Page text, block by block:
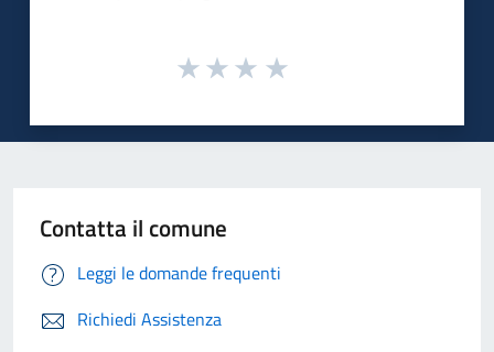
Contatta il comune
Leggi le domande frequenti
Richiedi Assistenza